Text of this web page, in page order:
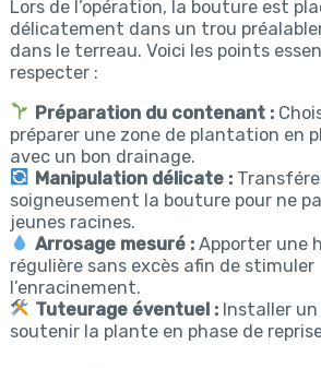
Lors de l’opération, la bouture est
délicatement dans un trou
dans le terreau. Voici les points
respecter :
Préparation du contenant :
préparer une zone de plantation en
avec un bon drainage.
Manipulation délicate :
soigneusement la bouture pour ne
jeunes racines.
Arrosage mesuré :Apporter une
régulière sans excès afin de stimuler
l’enracinement.
Tuteurage éventuel :Installer
soutenir la plante en phase de